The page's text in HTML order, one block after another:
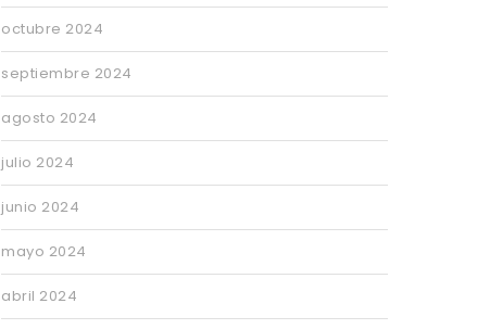
octubre 2024
septiembre 2024
agosto 2024
julio 2024
junio 2024
mayo 2024
abril 2024